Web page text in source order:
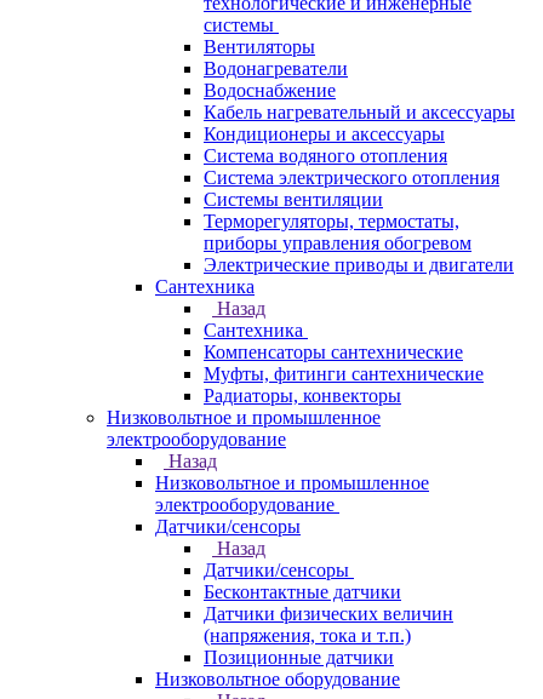
системы
Вентиляторы
Водонагреватели
Водоснабжение
Кабель нагревательный и аксессуары
Кондиционеры и аксессуары
Система водяного отопления
Система электрического отопления
Системы вентиляции
Терморегуляторы, термостаты,
приборы управления обогревом
Электрические приводы и двигатели
Сантехника
Назад
Сантехника
Компенсаторы сантехнические
Муфты, фитинги сантехнические
Радиаторы, конвекторы
Низковольтное и промышленное
электрооборудование
Назад
Низковольтное и промышленное
электрооборудование
Датчики/сенсоры
Назад
Датчики/сенсоры
Бесконтактные датчики
Датчики физических величин
(напряжения, тока и т.п.)
Позиционные датчики
Низковольтное оборудование